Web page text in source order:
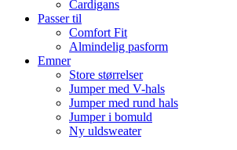
Cardigans
Passer til
Comfort Fit
Almindelig pasform
Emner
Store størrelser
Jumper med V-hals
Jumper med rund hals
Jumper i bomuld
Ny uldsweater